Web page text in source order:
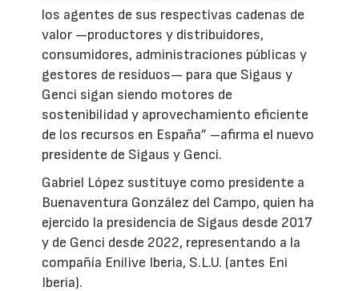
los agentes de sus respectivas cadenas de
valor —productores y distribuidores,
consumidores, administraciones públicas y
gestores de residuos— para que Sigaus y
Genci sigan siendo motores de
sostenibilidad y aprovechamiento eficiente
de los recursos en España” –afirma el nuevo
presidente de Sigaus y Genci.
Gabriel López sustituye como presidente a
Buenaventura González del Campo, quien ha
ejercido la presidencia de Sigaus desde 2017
y de Genci desde 2022, representando a la
compañía Enilive Iberia, S.L.U. (antes Eni
Iberia).